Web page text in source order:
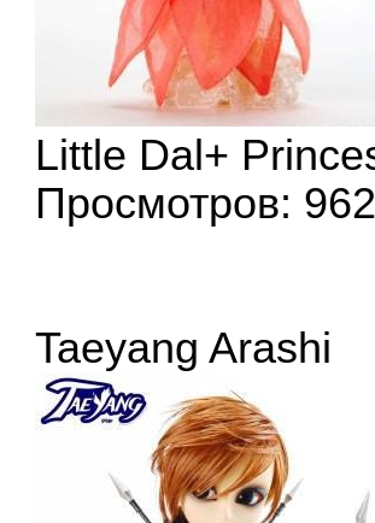
Little Dal+
Просмотров:
Taeyang Arashi